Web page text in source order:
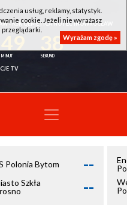
- KSK QEMETICA NOTEĆ INOWROCŁAW
38
TV
Polonia Bytom --
Szkła
--
usług, reklamy, statystyk.
cookie. Jeżeli nie wyrażasz
Wyrażam zgodę »